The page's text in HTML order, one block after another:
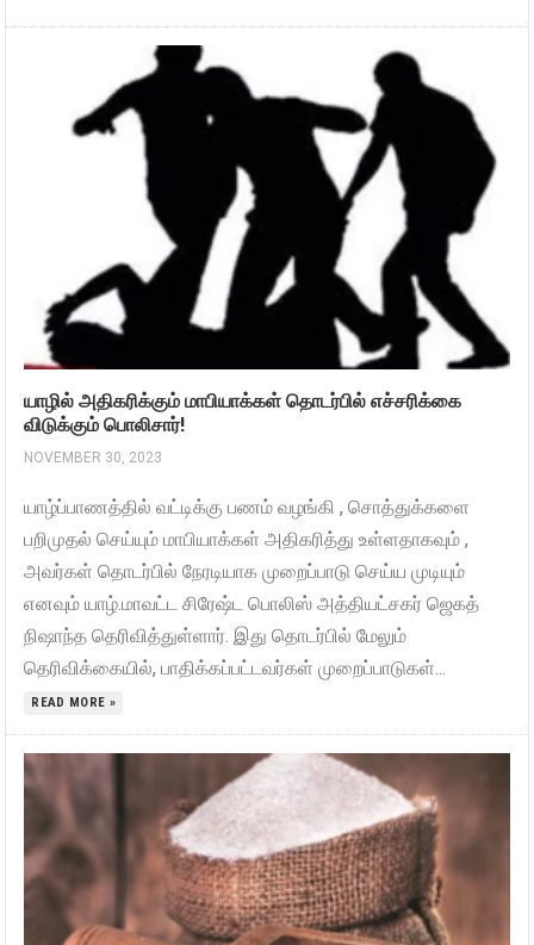
யாழில் அதிகரிக்கும் மாபியாக்கள் தொடர்பில் எச்சரிக்கை
விடுக்கும் பொலிசார்!
NOVEMBER 30, 2023
யாழ்ப்பாணத்தில் வட்டிக்கு பணம் வழங்கி , சொத்துக்களை
பறிமுதல் செய்யும் மாபியாக்கள் அதிகரித்து உள்ளதாகவும் ,
அவர்கள் தொடர்பில் நேரடியாக முறைப்பாடு செய்ய முடியும்
எனவும் யாழ்.மாவட்ட சிரேஷ்ட பொலிஸ் அத்தியட்சகர் ஜெகத்
நிஷாந்த தெரிவித்துள்ளார். இது தொடர்பில் மேலும்
தெரிவிக்கையில், பாதிக்கப்பட்டவர்கள் முறைப்பாடுகள்...
READ MORE »